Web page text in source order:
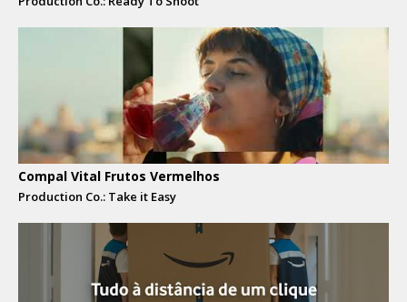
Compal Vital Frutos Vermelhos
Production Co.: Take it Easy